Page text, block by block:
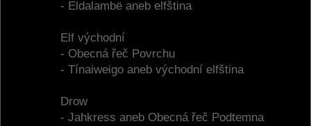
- Eldalambë aneb elfština
Elf východní
- Obecná řeč Povrchu
- Tínaiweigo aneb východní elfština
Drow
- Jahkress aneb Obecná řeč Podtemna